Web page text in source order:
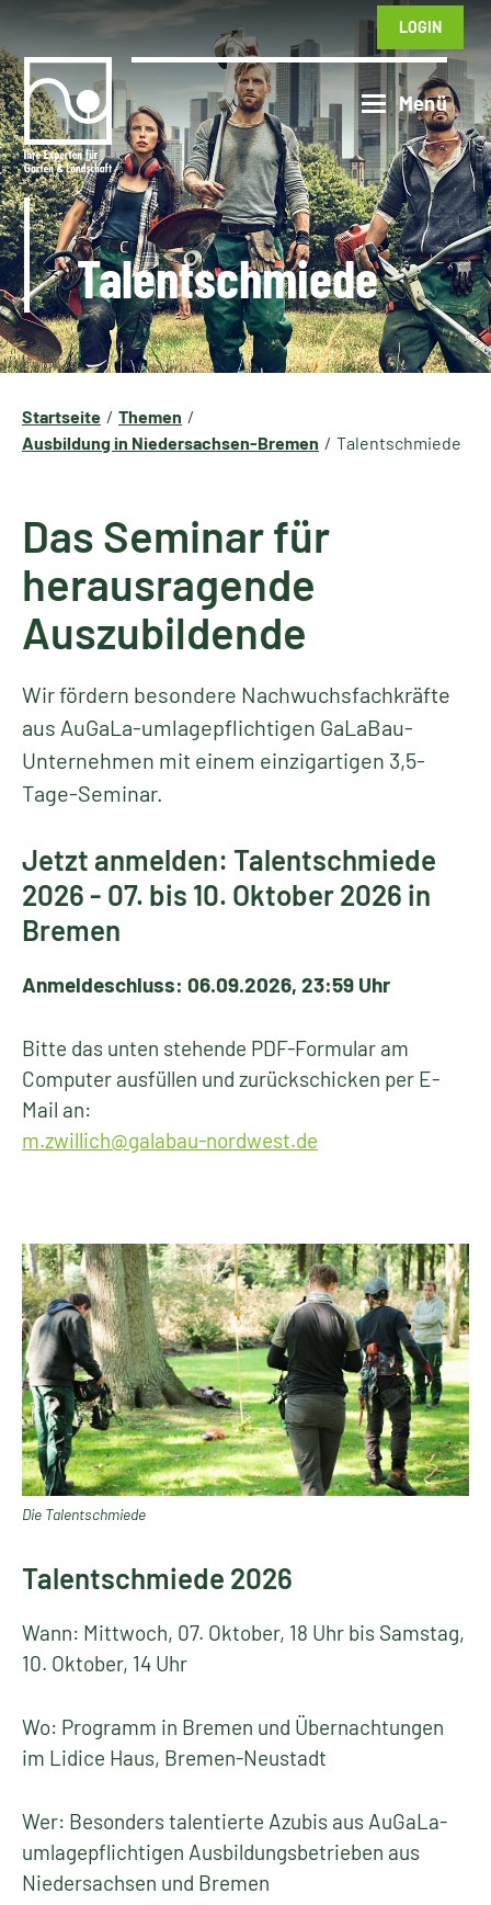
LOGIN
Talentschmiede
Startseite
Themen
Ausbildung in Niedersachsen-Bremen
Talentschmiede
Das Seminar für
herausragende
Auszubildende
Wir fördern besondere Nachwuchsfachkräfte
aus AuGaLa-umlagepflichtigen GaLaBau-
Unternehmen mit einem einzigartigen 3,5-
Tage-Seminar.
Jetzt anmelden: Talentschmiede
2026 - 07. bis 10. Oktober 2026 in
Bremen
Anmeldeschluss: 06.09.2026, 23:59 Uhr
Bitte das unten stehende PDF-Formular am
Computer ausfüllen und zurückschicken per E-
Mail an:
m.zwillich@galabau-nordwest.de
Die Talentschmiede
Talentschmiede 2026
Wann: Mittwoch, 07. Oktober, 18 Uhr bis Samstag,
10. Oktober, 14 Uhr
Wo: Programm in Bremen und Übernachtungen
im Lidice Haus, Bremen-Neustadt
Wer: Besonders talentierte Azubis aus AuGaLa-
umlagepflichtigen Ausbildungsbetrieben aus
Niedersachsen und Bremen